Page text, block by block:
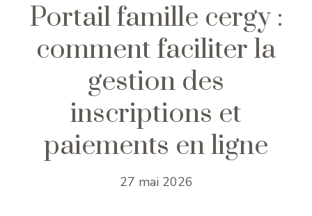
Portail famille cergy :
comment faciliter la
gestion des
inscriptions et
paiements en ligne
27 mai 2026